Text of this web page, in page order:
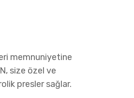
memnuniyetine
size özel ve
presler sağlar.